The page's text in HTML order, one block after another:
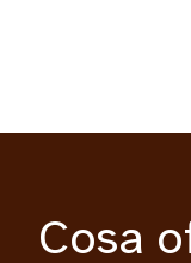
Cosa